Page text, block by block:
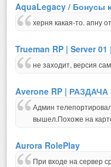
AquaLegacy / Бонусы
херня какая-то. апну
Trueman RP | Server 01
не заходит, версия
Averone RP |
Админ
вышел.Похоже на
Aurora RolePlay
При входе на сервер